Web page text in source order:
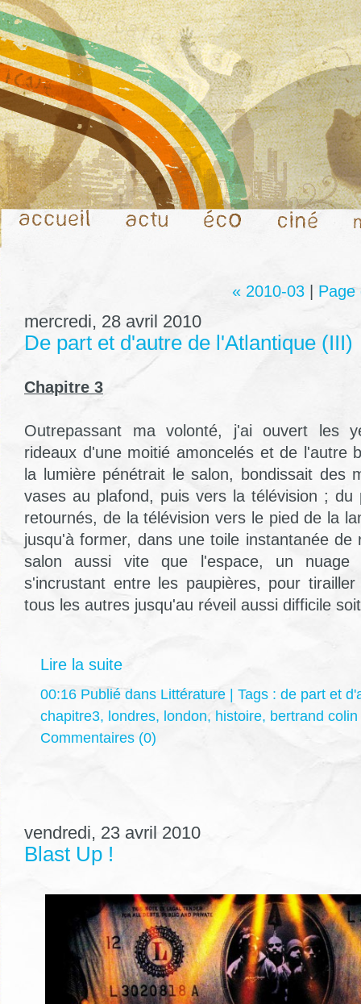
« 2010-03 Page
mercredi, 28 avril 2010
De part et d'autre de l'Atlantique (III)
Chapitre 3
Outrepassant ma volonté, j'ai ouvert les
rideaux d'une moitié amoncelés et de l'autre
la lumière pénétrait le salon, bondissait des
vases au plafond, puis vers la télévision ; du
retournés, de la télévision vers le pied de la
jusqu'à former, dans une toile instantanée de
salon aussi vite que l'espace, un nuage
s'incrustant entre les paupières, pour
tous les autres jusqu'au réveil aussi difficile
Lire la suite
00:16 Publié dans Littérature | Tags : de part et
chapitre3, londres, london, histoire, bertrand colin
Commentaires (0)
vendredi, 23 avril 2010
Blast Up !